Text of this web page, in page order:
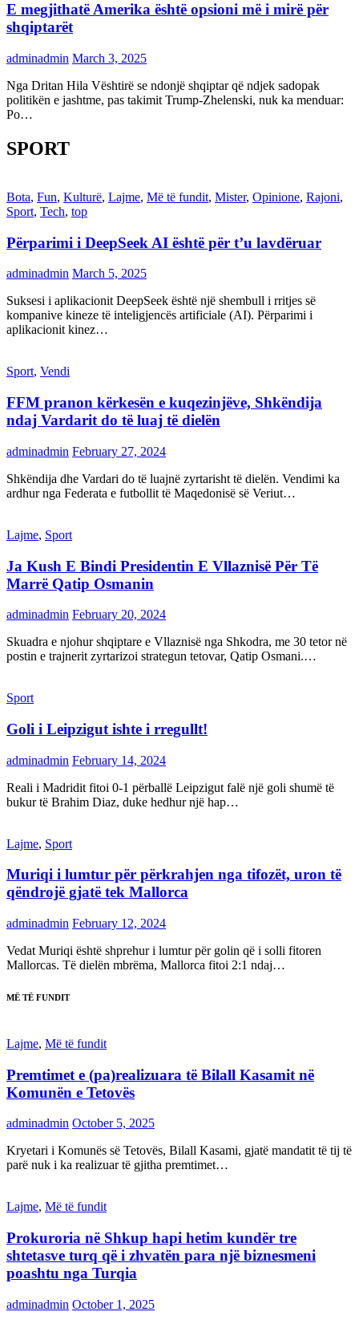
E megjithatë Amerika është opsioni më i mirë për
shqiptarët
adminadmin March 3, 2025
Nga Dritan Hila Vështirë se ndonjë shqiptar që ndjek sadopak
politikën e jashtme, pas takimit Trump-Zhelenski, nuk ka menduar:
Po…
SPORT
Bota, Fun, Kulturë, Lajme, Më të fundit, Mister, Opinione, Rajoni,
Sport, Tech, top
Përparimi i DeepSeek AI është për t’u lavdëruar
adminadmin March 5, 2025
Suksesi i aplikacionit DeepSeek është një shembull i rritjes së
kompanive kineze të inteligjencës artificiale (AI). Përparimi i
aplikacionit kinez…
Sport, Vendi
FFM pranon kërkesën e kuqezinjëve, Shkëndija
ndaj Vardarit do të luaj të dielën
adminadmin February 27, 2024
Shkëndija dhe Vardari do të luajnë zyrtarisht të dielën. Vendimi ka
ardhur nga Federata e futbollit të Maqedonisë së Veriut…
Lajme, Sport
Ja Kush E Bindi Presidentin E Vllaznisë Për Të
Marrë Qatip Osmanin
adminadmin February 20, 2024
Skuadra e njohur shqiptare e Vllaznisë nga Shkodra, me 30 tetor në
postin e trajnerit zyrtarizoi strategun tetovar, Qatip Osmani.…
Sport
Goli i Leipzigut ishte i rregullt!
adminadmin February 14, 2024
Reali i Madridit fitoi 0-1 përballë Leipzigut falë një goli shumë të
bukur të Brahim Diaz, duke hedhur një hap…
Lajme, Sport
Muriqi i lumtur për përkrahjen nga tifozët, uron të
qëndrojë gjatë tek Mallorca
adminadmin February 12, 2024
Vedat Muriqi është shprehur i lumtur për golin që i solli fitoren
Mallorcas. Të dielën mbrëma, Mallorca fitoi 2:1 ndaj…
MË TË FUNDIT
Lajme, Më të fundit
Premtimet e (pa)realizuara të Bilall Kasamit në
Komunën e Tetovës
adminadmin October 5, 2025
Kryetari i Komunës së Tetovës, Bilall Kasami, gjatë mandatit të tij të
parë nuk i ka realizuar të gjitha premtimet…
Lajme, Më të fundit
Prokuroria në Shkup hapi hetim kundër tre
shtetasve turq që i zhvatën para një biznesmeni
poashtu nga Turqia
adminadmin October 1, 2025